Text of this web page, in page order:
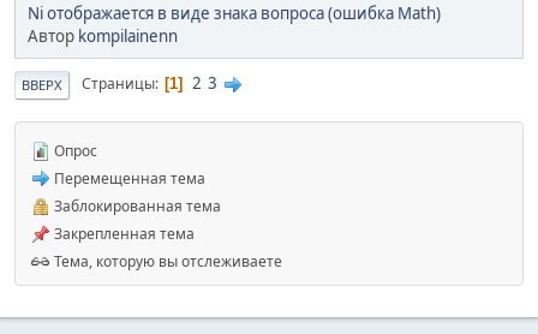
Ni отображается в виде знака вопроса (ошибка Math)
Автор kompilainenn
ВВЕРХ Страницы 1 2 3
Опрос
Перемещенная тема
Заблокированная тема
Закрепленная тема
Тема, которую вы отслеживаете